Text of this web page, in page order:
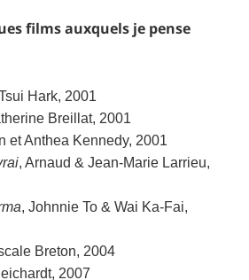
films auxquels je pense
Hark, 2001
Breillat, 2001
et Anthea Kennedy, 2001
, Arnaud & Jean-Marie Larrieu,
, Johnnie To & Wai Ka-Fai,
Breton, 2004
2007